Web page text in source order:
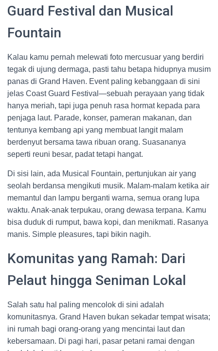
Guard Festival dan Musical
Fountain
Kalau kamu pernah melewati foto mercusuar yang berdiri
tegak di ujung dermaga, pasti tahu betapa hidupnya musim
panas di Grand Haven. Event paling kebanggaan di sini
jelas Coast Guard Festival—sebuah perayaan yang tidak
hanya meriah, tapi juga penuh rasa hormat kepada para
penjaga laut. Parade, konser, pameran makanan, dan
tentunya kembang api yang membuat langit malam
berdenyut bersama tawa ribuan orang. Suasananya
seperti reuni besar, padat tetapi hangat.
Di sisi lain, ada Musical Fountain, pertunjukan air yang
seolah berdansa mengikuti musik. Malam-malam ketika air
memantul dan lampu berganti warna, semua orang lupa
waktu. Anak-anak terpukau, orang dewasa terpana. Kamu
bisa duduk di rumput, bawa kopi, dan menikmati. Rasanya
manis. Simple pleasures, tapi bikin nagih.
Komunitas yang Ramah: Dari
Pelaut hingga Seniman Lokal
Salah satu hal paling mencolok di sini adalah
komunitasnya. Grand Haven bukan sekadar tempat wisata;
ini rumah bagi orang-orang yang mencintai laut dan
kebersamaan. Di pagi hari, pasar petani ramai dengan